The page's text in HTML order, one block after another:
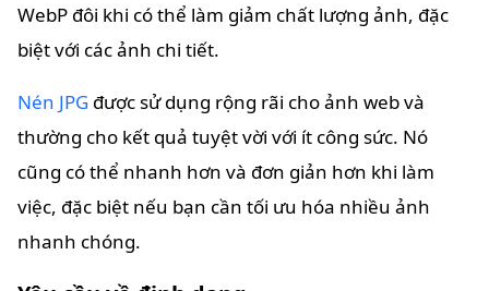
WebP đôi khi có thể làm giảm chất lượng ảnh, đặc
biệt với các ảnh chi tiết.
Nén JPG được sử dụng rộng rãi cho ảnh web và
thường cho kết quả tuyệt vời với ít công sức. Nó
cũng có thể nhanh hơn và đơn giản hơn khi làm
việc, đặc biệt nếu bạn cần tối ưu hóa nhiều ảnh
nhanh chóng.